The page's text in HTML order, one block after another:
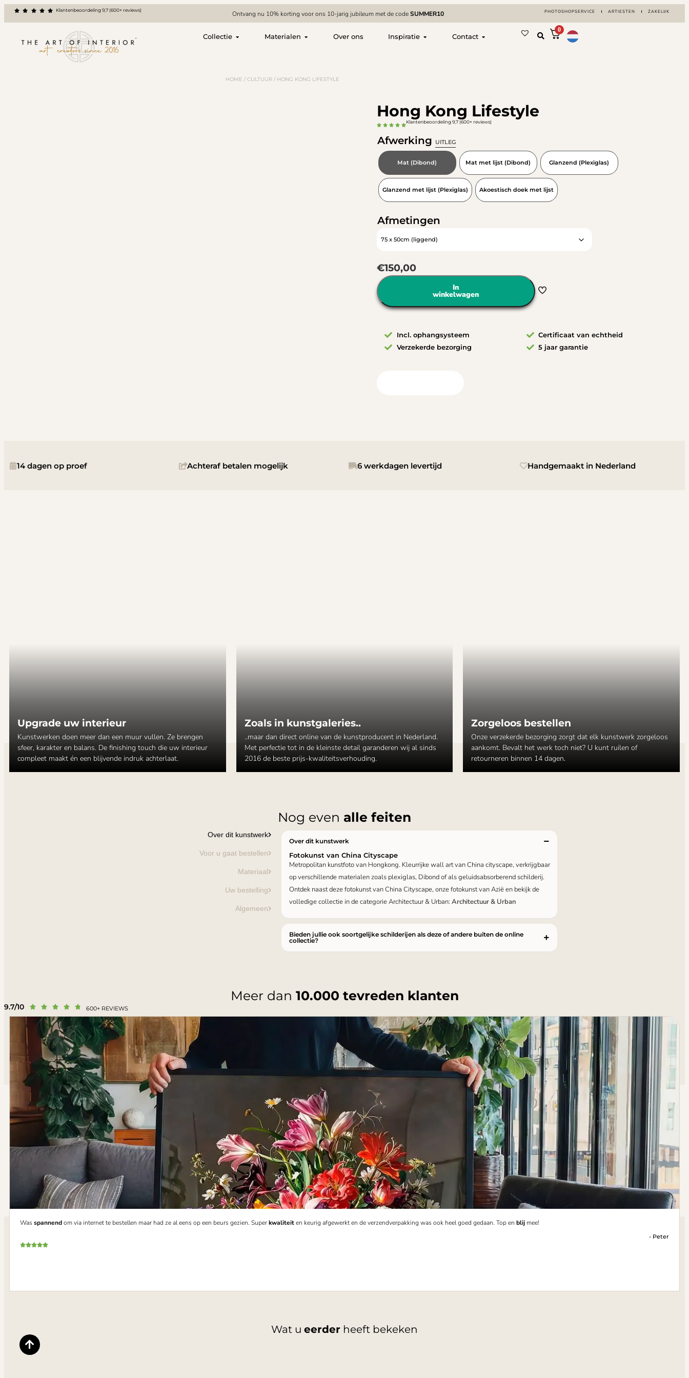
Klantenbeoordeling 9,7 (600+ reviews) Ontvang nu 10% korting voor ons 10-jarig jubileum met de codeSUMMER10 PHOTOSHOPSERVICE ARTIESTEN ZAKELIJK
Collectie Materialen Over ons Inspiratie Contact
0
HOME /CULTUUR / HONG KONG LIFESTYLE
Hong Kong Lifestyle
Klantenbeoordeling 9,7 (600+ reviews)
Afwerking UITLEG
Mat (Dibond) Mat met lijst (Dibond) Glanzend (Plexiglas)
Glanzend met lijst (Plexiglas) Akoestisch doek met lijst
Afmetingen
€150,00
In
winkelwagen
Incl. ophangsysteem
Verzekerde bezorging
Certificaat van echtheid
5 jaar garantie
14 dagen op proef Achteraf betalen mogelijk 6 werkdagen levertijd Handgemaakt in Nederland
Upgrade uw interieur
Kunstwerken doen meer dan een muur vullen. Ze brengen
sfeer, karakter en balans. De finishing touch die uw interieur
compleet maakt én een blijvende indruk achterlaat.
Zoals in kunstgaleries..
..maar dan direct online van de kunstproducent in Nederland.
Met perfectie tot in de kleinste detail garanderen wij al sinds
2016 de beste prijs-kwaliteitsverhouding.
Zorgeloos bestellen
Onze verzekerde bezorging zorgt dat elk kunstwerk zorgeloos
aankomt. Bevalt het werk toch niet? U kunt ruilen of
retourneren binnen 14 dagen.
Nog even alle feiten
Over dit kunstwerk
Voor u gaat bestellen
Materiaal
Uw bestelling
Algemeen
Over dit kunstwerk
Fotokunst van China Cityscape
Metropolitan kunstfoto van Hongkong. Kleurrijke wall art van China cityscape, verkrijgbaar
op verschillende materialen zoals plexiglas, Dibond of als geluidsabsorberend schilderij.
Ontdek naast deze fotokunst van China Cityscape, onze fotokunst van Azië en bekijk de
volledige collectie in de categorie Architectuur & Urban:Architectuur & Urban
Bieden jullie ook soortgelijke schilderijen als deze of andere buiten de online
collectie?
Meer dan 10.000 tevreden klanten
9.7/10      600+ REVIEWS
Was spannendom via internet te bestellen maar had ze al eens op een beurs gezien. Superkwaliteiten keurig afgewerkt en de verzendverpakking was ook heel goed gedaan. Top en blij mee!
- Peter
Wat u eerder heeft bekeken